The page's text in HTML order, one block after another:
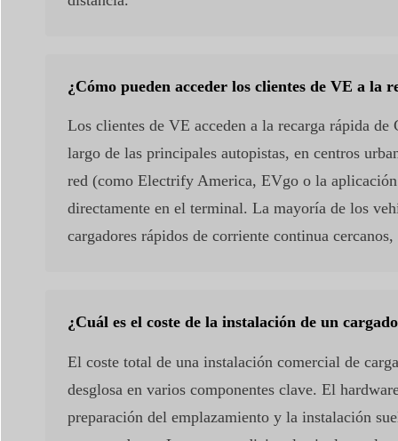
¿Cómo pueden acceder los clientes de VE a la
Los clientes de VE acceden a la recarga rápida de
largo de las principales autopistas, en centros
red (como Electrify America, EVgo o la
directamente en el terminal. La mayoría de los
cargadores rápidos de corriente continua
¿Cuál es el coste de la instalación de un
El coste total de una instalación comercial de
desglosa en varios componentes clave. El
preparación del emplazamiento y la instalación